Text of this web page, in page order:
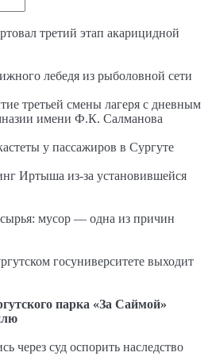
третий этап акарицидной
лебедя из рыболовной сети
третьей смены лагеря с дневным
имени Ф.К. Салманова
у пассажиров в Сургуте
Иртыша из-за установившейся
мусор — одна из причин
госуниверситете выходит
парка «За Саймой»
через суд оспорить наследство